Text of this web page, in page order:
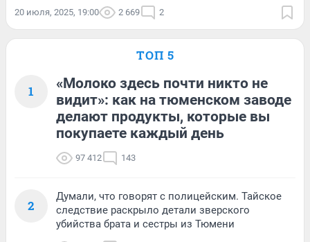
20 июля, 2025, 19:00 2 669 2
ТОП 5
1
«Молоко здесь почти никто не
видит»: как на тюменском заводе
делают продукты, которые вы
покупаете каждый день
97 412 143
2
Думали, что говорят с полицейским. Тайское
следствие раскрыло детали зверского
убийства брата и сестры из Тюмени